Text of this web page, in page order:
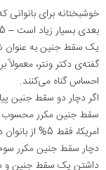
خوشبختانه برای
یک سقط جنین به عنوان
گفته‌ی دکتر ونتر،
احساس گناه می‌کنند.
اگر دچار دو سقط جنین
سقط جنین مکرر محسوب
امریکا، فقط 5% از بانوان دچار
دچار سقط جنین مکرر سوم
داشتن یک سقط جنین و